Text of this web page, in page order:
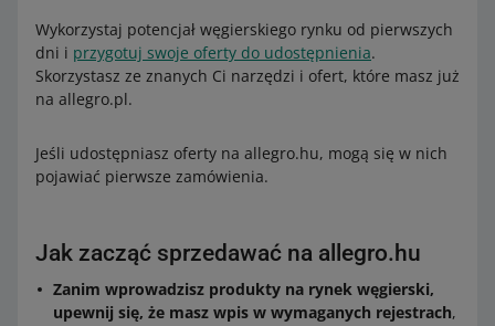
Wykorzystaj potencjał węgierskiego rynku od pierwszych
dni i przygotuj swoje oferty do udostępnienia.
Skorzystasz ze znanych Ci narzędzi i ofert, które masz już
na allegro.pl.
Jeśli udostępniasz oferty na allegro.hu, mogą się w nich
pojawiać pierwsze zamówienia.
Jak zacząć sprzedawać na allegro.hu
Zanim wprowadzisz produkty na rynek węgierski,
upewnij się, że masz wpis w wymaganych rejestrach,